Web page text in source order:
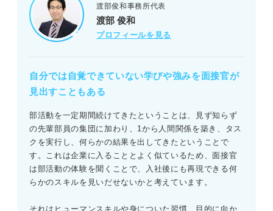
渡部俊和事務所代表
渡部 俊和
プロフィールを見る
自分では自覚できていない学びや強みを面接官が
見出すこともある
部活動を一定期間続けてきたということは、見ず知らず
の先輩部員の集団に加わり、1から人間関係を築き、タス
クを実行し、何らかの結果を出してきたということで
す。これは企業に入ることとよく似ているため、面接官
は部活動の体験を聞くことで、入社後にも再現できる何
らかのスキルを見いだせないかと考えています。
それはヒューマンスキルや身についた習慣、目的に向か